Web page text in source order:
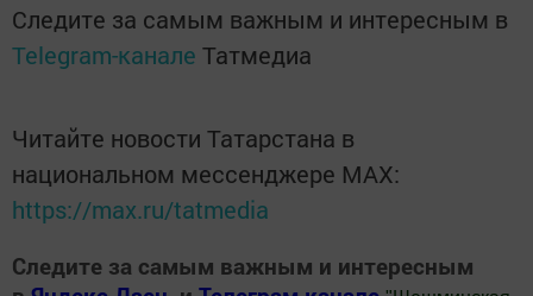
Следите за самым важным и интересным в
Telegram-канале Татмедиа
Читайте новости Татарстана в
национальном мессенджере MАХ:
https://max.ru/tatmedia
Следите за самым важным и интересным